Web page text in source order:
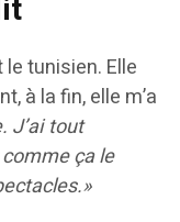
tunisien. Elle
à la fin, elle m’a
J’ai tout
ça le